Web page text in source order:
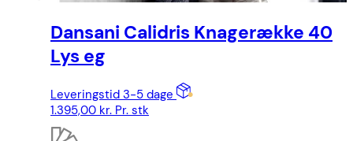
Dansani Calidris Knagerække 40
Lys eg
Leveringstid 3-5 dage
1.395,00 kr. Pr. stk